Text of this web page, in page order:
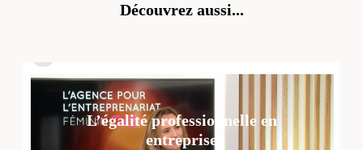
Découvrez aussi...
L’égalité professionnelle en
entreprise